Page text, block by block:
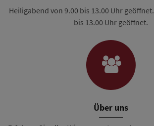
Heiligabend von 9.00 bis 13.00 Uhr
bis 13.00 Uhr geöffnet.
Über uns